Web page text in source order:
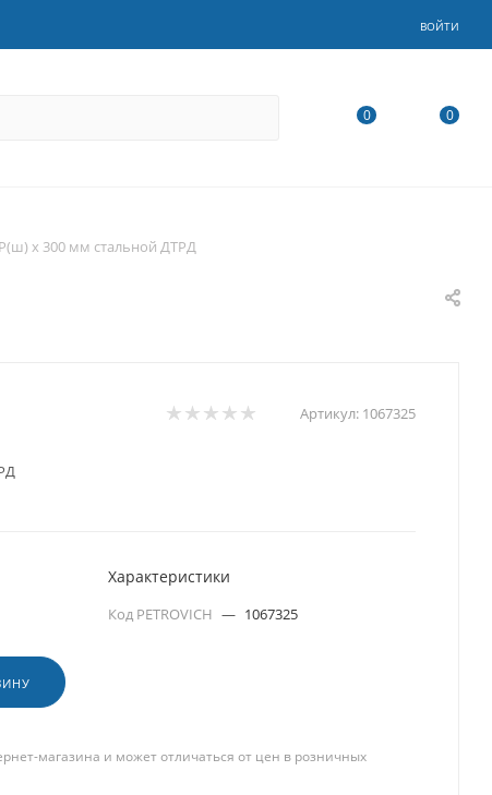
ВОЙТИ
0 0
х 300 мм стальной ДТРД
Артикул: 1067325
Характеристики
Код PETROVICH — 1067325
магазина и может отличаться от цен в розничных